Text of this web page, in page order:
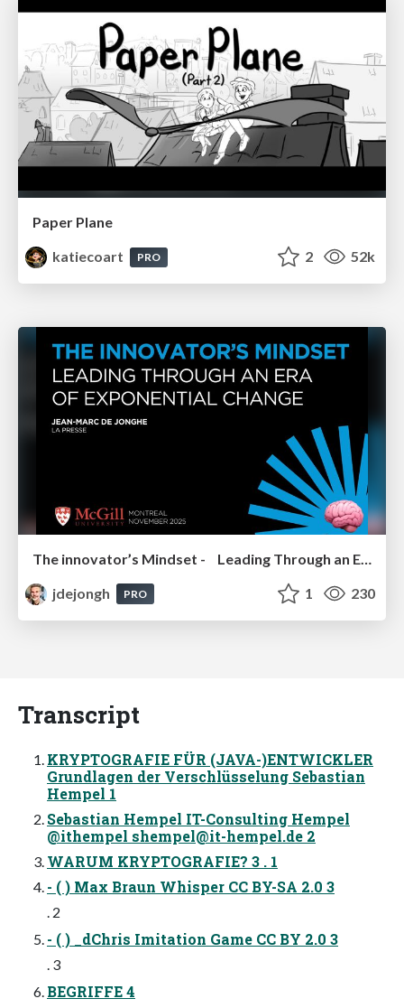
Paper Plane
katiecoart
PRO 2 52k
jdejongh
PRO 1 230
Transcript
KRYPTOGRAFIE FÜR (JAVA-)ENTWICKLER
Grundlagen der Verschlüsselung Sebastian
Hempel 1
Sebastian Hempel IT-Consulting Hempel
@ithempel shempel@it-hempel.de 2
WARUM KRYPTOGRAFIE? 3 . 1
- ( ) Max Braun Whisper CC BY-SA 2.0 3
. 2
- ( ) _dChris Imitation Game CC BY 2.0 3
. 3
BEGRIFFE 4